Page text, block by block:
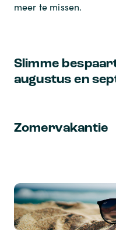
meer te missen.
Slimme
augustus en
Zomervakantie